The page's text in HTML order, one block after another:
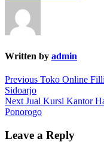
Written by admin
Post
navigation
Previous Previous
Toko Online
Sidoarjo
Next Next
post:
Jual Kursi Kantor
Ponorogo
Leave a Reply